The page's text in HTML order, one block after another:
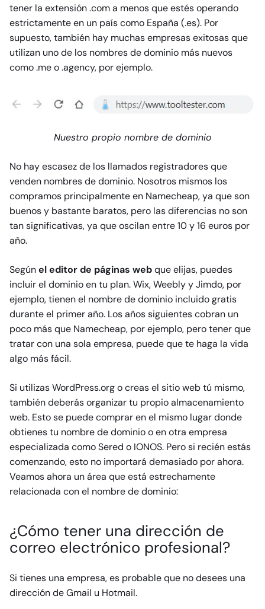
tener la extensión .com a menos que estés operando
estrictamente en un país como España (.es). Por
supuesto, también hay muchas empresas exitosas que
utilizan uno de los nombres de dominio más nuevos
como .me o .agency, por ejemplo.
Nuestro propio nombre de dominio
No hay escasez de los llamados registradores que
venden nombres de dominio. Nosotros mismos los
compramos principalmente en Namecheap, ya que son
buenos y bastante baratos, pero las diferencias no son
tan significativas, ya que oscilan entre 10 y 16 euros por
año.
Segúnel editor de páginas webque elijas, puedes
incluir el dominio en tu plan. Wix, Weebly y Jimdo, por
ejemplo, tienen el nombre de dominio incluido gratis
durante el primer año. Los años siguientes cobran un
poco más que Namecheap, por ejemplo, pero tener que
tratar con una sola empresa, puede que te haga la vida
algo más fácil.
Si utilizas WordPress.org o creas el sitio web tú mismo,
también deberás organizar tu propio almacenamiento
web. Esto se puede comprar en el mismo lugar donde
obtienes tu nombre de dominio o en otra empresa
especializada como Sered o IONOS. Pero si recién estás
comenzando, esto no importará demasiado por ahora.
Veamos ahora un área que está estrechamente
relacionada con el nombre de dominio:
¿Cómo tener una dirección de
correo electrónico profesional?
Si tienes una empresa, es probable que no desees una
dirección de Gmail u Hotmail.